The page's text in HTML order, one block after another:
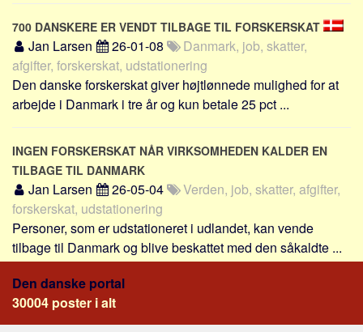
Aspekter
Køb og salg
Økonomi
Jura og regler
Skatter og afgifter
Statistik
Praktisk
Alle
Meta
Dokumenttyper
Emner
700 DANSKERE ER VENDT TILBAGE TIL FORSKERSKAT
Jan Larsen 26-01-08
Danmark, job, skatter,
afgifter, forskerskat, udstationering
Den danske forskerskat giver højtlønnede mulighed for at
arbejde i Danmark i tre år og kun betale 25 pct ...
INGEN FORSKERSKAT NÅR VIRKSOMHEDEN KALDER EN
TILBAGE TIL DANMARK
Jan Larsen 26-05-04
Verden, job, skatter, afgifter,
forskerskat, udstationering
Personer, som er udstationeret i udlandet, kan vende
tilbage til Danmark og blive beskattet med den såkaldte ...
Den danske portal
30004 poster i alt